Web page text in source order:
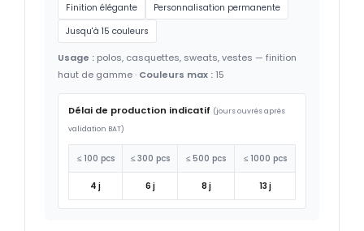
Finition élégante
Personnalisation permanente
Jusqu'à 15 couleurs
Usage : polos, casquettes, sweats, vestes — finition
haut de gamme · Couleurs max : 15
Délai de production indicatif (jours ouvrés après
validation BAT)
≤ 100 pcs ≤ 300 pcs ≤ 500 pcs ≤ 1000 pcs
4 j 6 j 8 j 13 j